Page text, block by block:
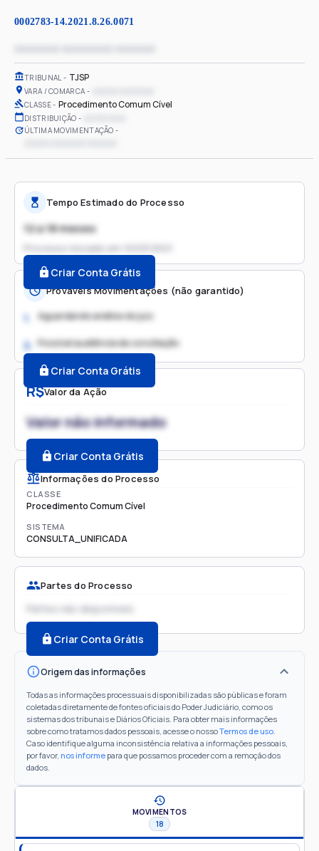
0002783-14.2021.8.26.0071
TRIBUNAL TJSP
VARA / COMARCA
CLASSE Procedimento Comum Cível
DISTRIBUIÇÃO
ÚLTIMA MOVIMENTAÇÃO
R$Valor da Ação
Valor não informado
Criar Conta Grátis
Informações do Processo
CLASSE
Procedimento Comum Cível
SISTEMA
CONSULTA_UNIFICADA
Partes do Processo
Partes não disponíveis
Criar Conta Grátis
Origem das informações
Todas as informações processuais disponibilizadas são públicas e foram
coletadas diretamente de fontes oficiais do Poder Judiciário, como os
sistemas dos tribunais e Diários Oficiais. Para obter mais informações
sobre como tratamos dados pessoais, acesse o nossoTermos de uso.
Caso identifique alguma inconsistência relativa a informações pessoais,
por favor, nos informe para que possamos proceder com a remoção dos
dados.
Tempo Estimado do Processo
12 a 18 meses
Processo iniciado em
Criar Conta Grátis
Prováveis Movimentações (não garantido)
1. Aguardando análise do juiz
2. Possível audiência de conciliação
Criar Conta Grátis
MOVIMENTOS
18